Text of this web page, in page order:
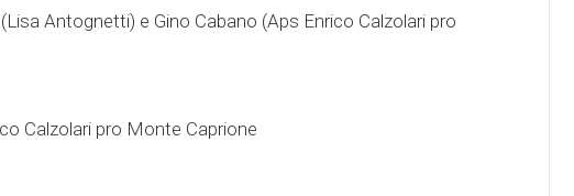
Antognetti) e Gino Cabano (Aps Enrico Calzolari pro
Calzolari pro Monte Caprione